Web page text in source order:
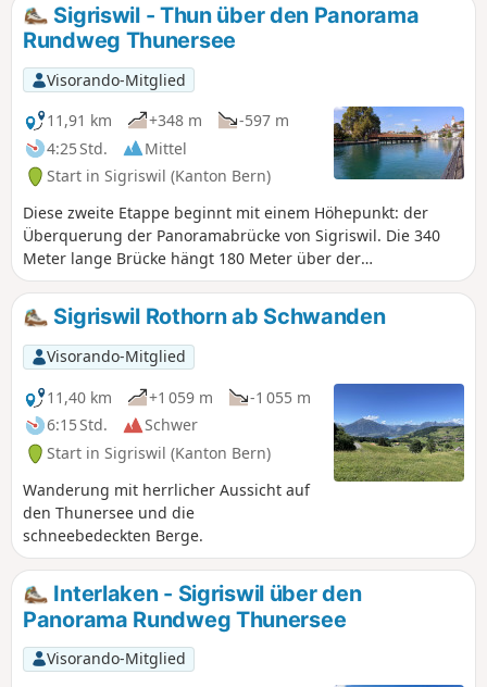
Sigriswil - Thun über den Panorama
Rundweg Thunersee
Visorando-Mitglied
11,91 km
+348 m
-597 m
4:25 Std.
Mittel
Start in Sigriswil (Kanton Bern)
Diese zweite Etappe beginnt mit einem Höhepunkt: der
Überquerung der Panoramabrücke von Sigriswil. Die 340
Meter lange Brücke hängt 180 Meter über der
Guntebachschlucht und bietet einen herrlichen Ausblick.
Der Weg führt lange über den See, bevor er in die Stadt
Thun hinunterführt. Diese Stadt verfügt über zahlreiche
historische Gebäude. Ein Besuch des historischen Zentrums
lohnt sich.
Sigriswil Rothorn ab Schwanden
Visorando-Mitglied
11,40 km
+1 059 m
-1 055 m
6:15 Std.
Schwer
Start in Sigriswil (Kanton Bern)
Wanderung mit herrlicher Aussicht auf
den Thunersee und die
schneebedeckten Berge.
Interlaken - Sigriswil über den
Panorama Rundweg Thunersee
Visorando-Mitglied